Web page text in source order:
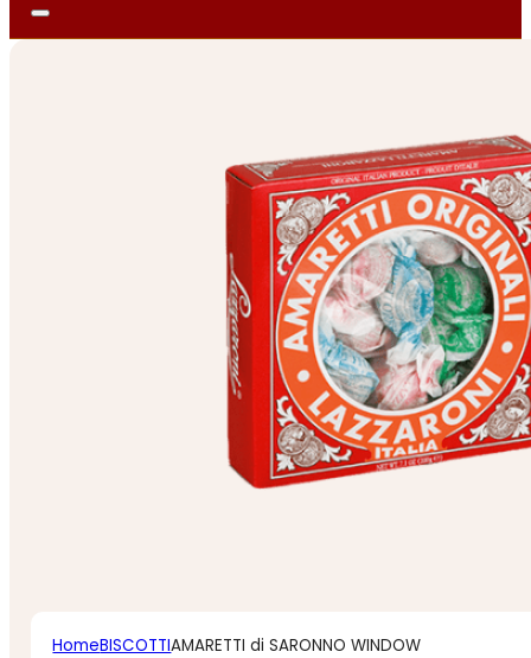
HomeBISCOTTIAMARETTI di SARONNO WINDOW